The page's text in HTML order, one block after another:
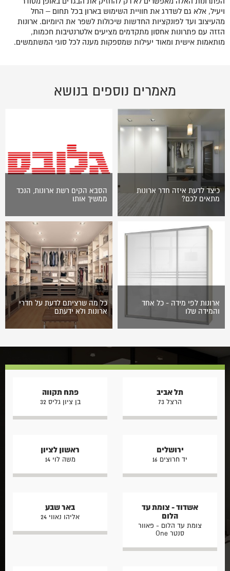
ויעיל, אלא גם לשדרג את חוויית השימוש בארון בכל תחום – החל
מהעיצוב ועד לפונקציות החדשות שיכולות לשפר את היומיום. ארונות
הזזה עם פתרונות אחסון מתקדמים מציעים אלטרנטיבות חכמות,
מותאמות אישית ומאוד יעילות שמספקות מענה לכל סוגי המשתמשים.
מאמרים נוספים בנושא
כיצד לדעת איזה חדר ארונות
מתאים לכם?
הוא המתאים לכם ביותר? שאלה
הסבא הקים רשת ארונות, הנכד
ממשיך אותו
הסבא הקים רשת ארונות, הנכד
ממשיך אותו: "כל עיר דורשת
משהו אחר וצריך לבצע
התאמות. זה לא יעיל" גיא
ריינדל…
ארונות לפי מידה - כל אחד
והמידה שלו
את הארון שחלם עליו! ארונות
הראל מתכננים ומייצרים ארונות
לפי מידה…
כל מה שרציתם לדעת על חדרי
ארונות ולא ידעתם
לעובדה בה חדר הארונות
הפתוח נבנה כך…
תל אביב
הרצל 73
פתח תקווה
בן ציון גליס 32
ירושלים
יד חרוצים 16
ראשון לציון
משה לוי 14
אשדוד - צומת עד
הלום
צומת עד הלום - פאוור
סנטר One
באר שבע
אליהו נאווי 24